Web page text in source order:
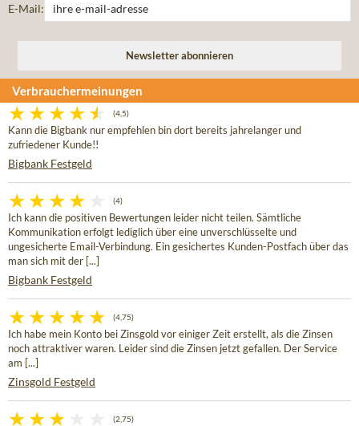
E-Mail:
Verbrauchermeinungen
(4,5)
Kann die Bigbank nur empfehlen bin dort bereits jahrelanger und
zufriedener Kunde!!
Bigbank Festgeld
(4)
Ich kann die positiven Bewertungen leider nicht teilen. Sämtliche
Kommunikation erfolgt lediglich über eine unverschlüsselte und
ungesicherte Email-Verbindung. Ein gesichertes Kunden-Postfach über das
man sich mit der [...]
Bigbank Festgeld
(4,75)
Ich habe mein Konto bei Zinsgold vor einiger Zeit erstellt, als die Zinsen
noch attraktiver waren. Leider sind die Zinsen jetzt gefallen. Der Service
am [...]
Zinsgold Festgeld
(2,75)